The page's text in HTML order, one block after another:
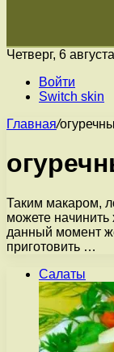
Четверг, 6
Войти
Switch skin
Главная/
Таким макаром,
можете начинить
данный момент
приготовить …
Салаты